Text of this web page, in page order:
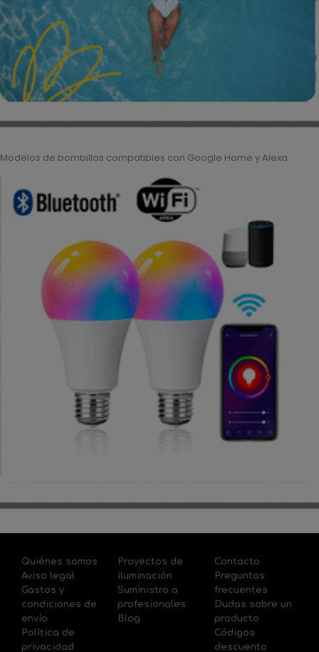
Modelos de bombillas compatibles con Google Home y Alexa
Quiénes somos
Aviso legal
Gastos y
condiciones de
envío
Política de
privacidad
Proyectos de
iluminación
Suministro a
profesionales
Blog
Contacto
Preguntas
frecuentes
Dudas sobre un
producto
Códigos
descuento